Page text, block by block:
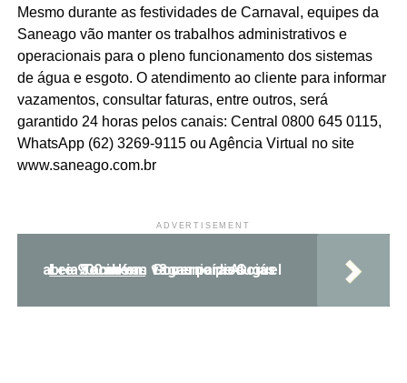
Mesmo durante as festividades de Carnaval, equipes da
Saneago vão manter os trabalhos administrativos e
operacionais para o pleno funcionamento dos sistemas
de água e esgoto. O atendimento ao cliente para informar
vazamentos, consultar faturas, entre outros, será
garantido 24 horas pelos canais: Central 0800 645 0115,
WhatsApp (62) 3269-9115 ou Agência Virtual no site
www.saneago.com.br
ADVERTISEMENT
Leia Também:
Governo de Goiás abre 900 novas vagas para Aluguel Social em 13 municípios